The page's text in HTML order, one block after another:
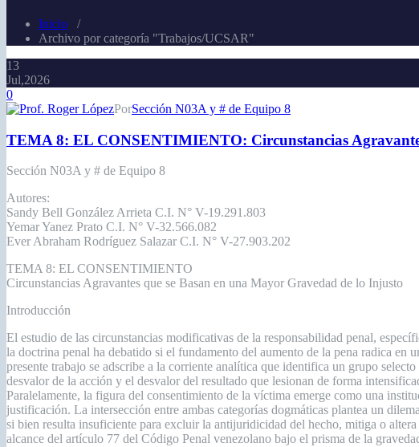
Inicio /
Archivo por categoría "Trabajos/UCSAR"
13
Jul,2026
0
PorSección N03A y # de Equipo 8
TEMA 8: EL CONSENTIMIENTO: Circunstancias
Sección N03A y # de Equipo 8
Autores:
Sandy Bell González Arrieta C.I. N° V-19.291.803
Yemar Yanez Prato C.I. N° V-32.566.082
Ever Abraham Rodríguez Salazar C.I. N° V-27.903.202
TEMA 8: EL CONSENTIMIENTO
Circunstancias Agravantes que se Basan en una Mayor Gravedad de lo Injusto
Introducción
El estudio de las circunstancias modificativas de la responsabilidad penal,
la doctrina penal ha debatido si el fundamento del aumento de la pena radica
presente trabajo se adscribe a la corriente analítica que identifica un grupo
desvalor de la acción y el desvalor del resultado que lesionan de forma
Paralelamente, la figura del consentimiento de la víctima emerge como una
justificación. La intersección entre ambas categorías dogmáticas plantea un
si bien resulta insuficiente para excluir la antijuridicidad del hecho, mitiga o
alcance del artículo 77 del Código Penal venezolano bajo el prisma de la